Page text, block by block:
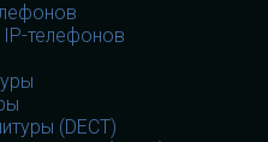
IP-телефонов
(DECT)